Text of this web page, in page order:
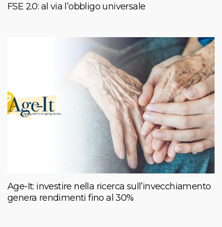
FSE 2.0: al via l’obbligo universale
Age-It: investire nella ricerca sull’invecchiamento
genera rendimenti fino al 30%